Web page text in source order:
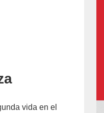
vida en el